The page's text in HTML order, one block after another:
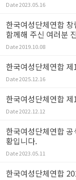
Date2023.05.16
한국여성단체연합
함께해 주신 여러분
Date2019.10.08
한국여성단체연합
Date2025.12.16
한국여성단체연합
Date2022.12.12
한국여성단체연합
황입니다.
Date2023.05.11
한국여성단체연합